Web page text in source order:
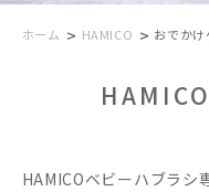
ホーム > HAMICO > おでかけ
HAMICOベビーハブラシ